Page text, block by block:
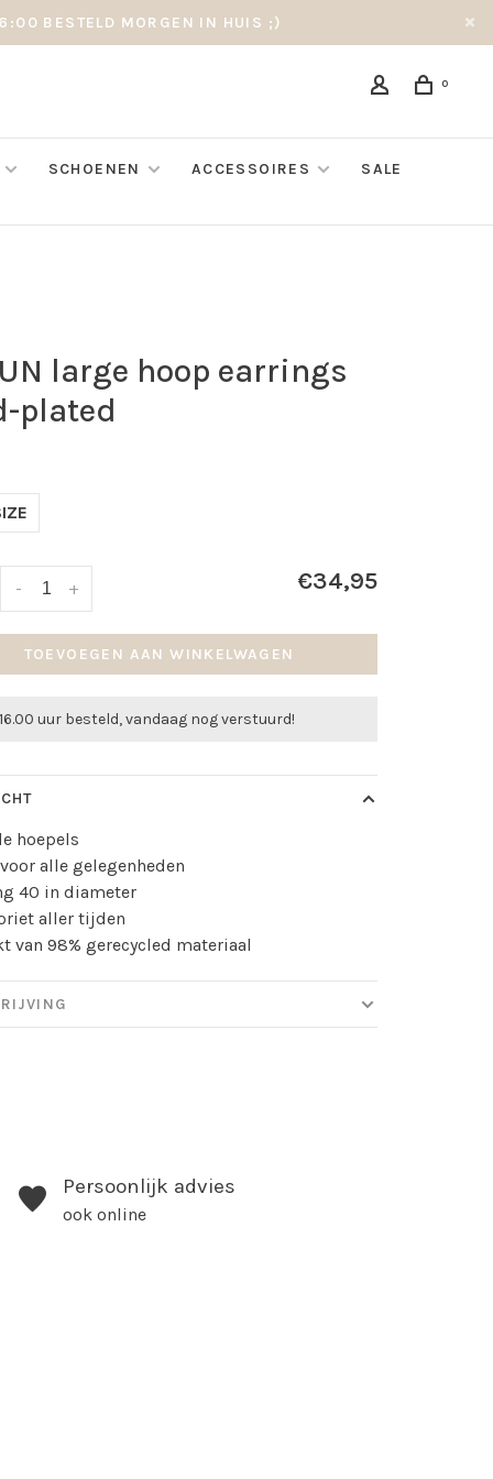
BESTELD MORGEN IN HUIS ;)
0
SCHOENEN ACCESSOIRES
SALE
large hoop earrings
plated
+
- €34,95
TOEVOEGEN AAN WINKELWAGEN
uur besteld, vandaag nog verstuurd!
hoepels
alle gelegenheden
40 in diameter
aller tijden
van 98% gerecycled materiaal
Persoonlijk advies
ook online